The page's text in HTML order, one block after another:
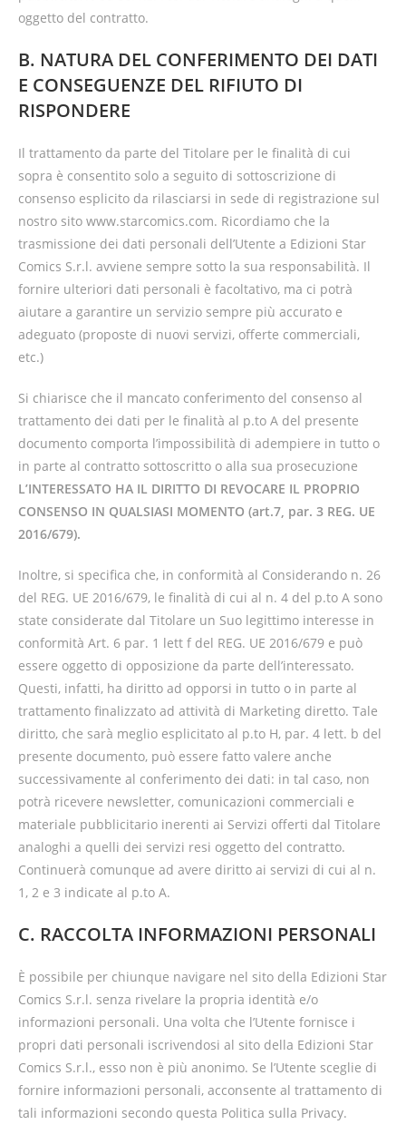
oggetto del contratto.
B. NATURA DEL CONFERIMENTO DEI DATI
E CONSEGUENZE DEL RIFIUTO DI
RISPONDERE
Il trattamento da parte del Titolare per le finalità di cui
sopra è consentito solo a seguito di sottoscrizione di
consenso esplicito da rilasciarsi in sede di registrazione sul
nostro sito www.starcomics.com. Ricordiamo che la
trasmissione dei dati personali dell’Utente a Edizioni Star
Comics S.r.l. avviene sempre sotto la sua responsabilità. Il
fornire ulteriori dati personali è facoltativo, ma ci potrà
aiutare a garantire un servizio sempre più accurato e
adeguato (proposte di nuovi servizi, offerte commerciali,
etc.)
Si chiarisce che il mancato conferimento del consenso al
trattamento dei dati per le finalità al p.to A del presente
documento comporta l’impossibilità di adempiere in tutto o
in parte al contratto sottoscritto o alla sua prosecuzione
L’INTERESSATO HA IL DIRITTO DI REVOCARE IL PROPRIO
CONSENSO IN QUALSIASI MOMENTO (art.7, par. 3 REG. UE
2016/679).
Inoltre, si specifica che, in conformità al Considerando n. 26
del REG. UE 2016/679, le finalità di cui al n. 4 del p.to A sono
state considerate dal Titolare un Suo legittimo interesse in
conformità Art. 6 par. 1 lett f del REG. UE 2016/679 e può
essere oggetto di opposizione da parte dell’interessato.
Questi, infatti, ha diritto ad opporsi in tutto o in parte al
trattamento finalizzato ad attività di Marketing diretto. Tale
diritto, che sarà meglio esplicitato al p.to H, par. 4 lett. b del
presente documento, può essere fatto valere anche
successivamente al conferimento dei dati: in tal caso, non
potrà ricevere newsletter, comunicazioni commerciali e
materiale pubblicitario inerenti ai Servizi offerti dal Titolare
analoghi a quelli dei servizi resi oggetto del contratto.
Continuerà comunque ad avere diritto ai servizi di cui al n.
1, 2 e 3 indicate al p.to A.
C. RACCOLTA INFORMAZIONI PERSONALI
È possibile per chiunque navigare nel sito della Edizioni Star
Comics S.r.l. senza rivelare la propria identità e/o
informazioni personali. Una volta che l’Utente fornisce i
propri dati personali iscrivendosi al sito della Edizioni Star
Comics S.r.l., esso non è più anonimo. Se l’Utente sceglie di
fornire informazioni personali, acconsente al trattamento di
tali informazioni secondo questa Politica sulla Privacy.